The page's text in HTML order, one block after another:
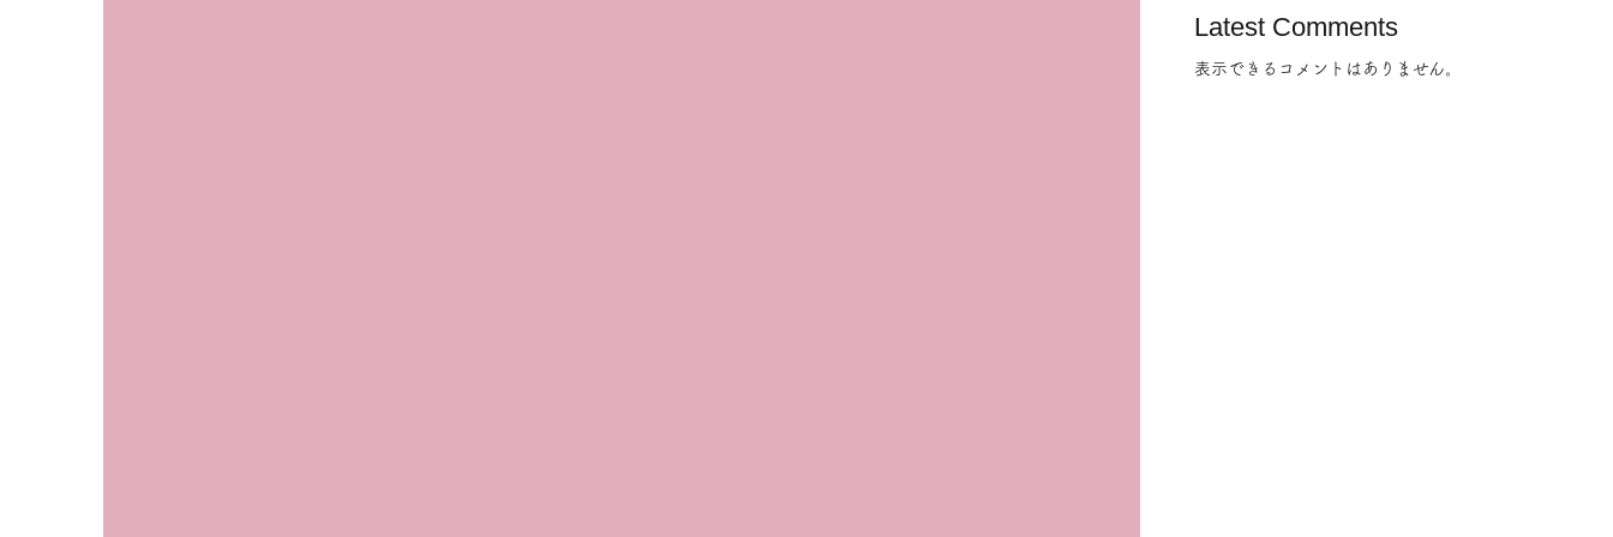
Latest Comments
表示できるコメントはありません。